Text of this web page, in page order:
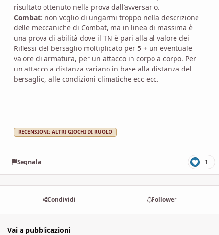
risultato ottenuto nella prova dall’avversario.
Combat: non voglio dilungarmi troppo nella descrizione
delle meccaniche di Combat, ma in linea di massima è
una prova di abilità dove il TN è pari alla al valore dei
Riflessi del bersaglio moltiplicato per 5 + un eventuale
valore di armatura, per un attacco in corpo a corpo. Per
un attacco a distanza variano in base alla distanza del
bersaglio, alle condizioni climatiche ecc ecc.
RECENSIONI: ALTRI GIOCHI DI RUOLO
Segnala 1
Condividi Follower
Vai a pubblicazioni